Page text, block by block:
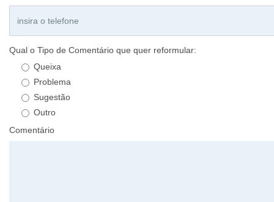
Qual o Tipo de Comentário que quer reformular:
Queixa
Problema
Sugestão
Outro
Comentário